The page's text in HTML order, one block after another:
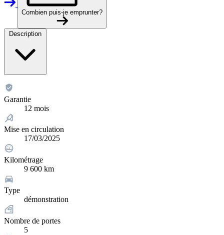
Combien puis-je emprunter?
Description
Garantie
12 mois
Mise en circulation
17/03/2025
Kilométrage
9 600 km
Type
démonstration
Nombre de portes
5